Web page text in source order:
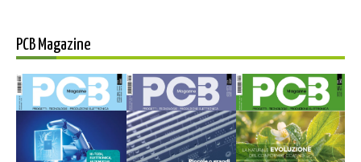
PCB Magazine